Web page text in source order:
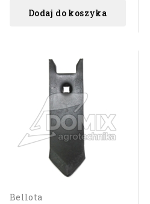
Dodaj do koszyka
Bellota